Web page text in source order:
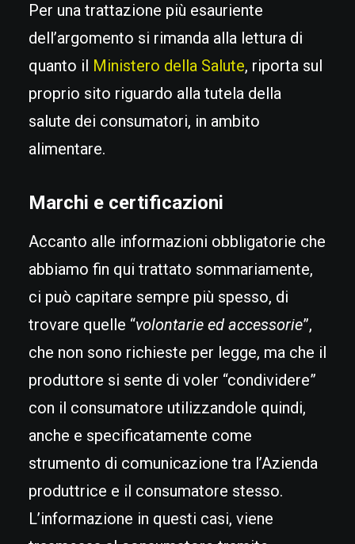
Per una trattazione più esauriente
dell’argomento si rimanda alla lettura di
quanto il Ministero della Salute, riporta sul
proprio sito riguardo alla tutela della
salute dei consumatori, in ambito
alimentare.
Marchi e certificazioni
Accanto alle informazioni obbligatorie che
abbiamo fin qui trattato sommariamente,
ci può capitare sempre più spesso, di
trovare quelle “volontarie ed accessorie”,
che non sono richieste per legge, ma che il
produttore si sente di voler “condividere”
con il consumatore utilizzandole quindi,
anche e specificatamente come
strumento di comunicazione tra l’Azienda
produttrice e il consumatore stesso.
L’informazione in questi casi, viene